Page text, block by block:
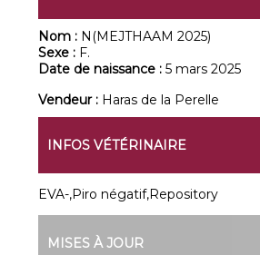
Nom : N(MEJTHAAM 2025)
Sexe : F.
Date de naissance :5 mars 2025
Vendeur : Haras de la Perelle
INFOS VÉTÉRINAIRE
EVA-,Piro négatif,Repository
MISES À JOUR